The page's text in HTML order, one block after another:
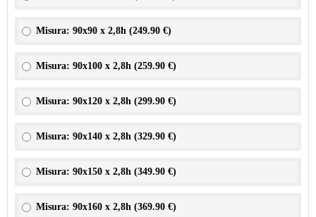
Misura: 90x90 x 2,8h (249.90 €)
Misura: 90x100 x 2,8h (259.90 €)
Misura: 90x120 x 2,8h (299.90 €)
Misura: 90x140 x 2,8h (329.90 €)
Misura: 90x150 x 2,8h (349.90 €)
Misura: 90x160 x 2,8h (369.90 €)